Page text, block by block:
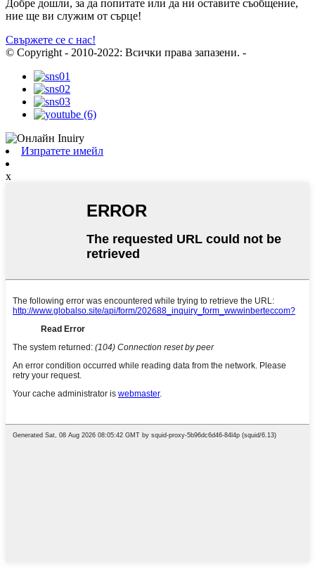
Добре дошли, за да попитате или да ни оставите съобщение,
ние ще ви служим от сърце!
Свържете се с нас!
© Copyright - 2010-2022: Всички права запазени. -
Изпратете имейл
x